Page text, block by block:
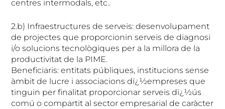
centres intermodals, etc..
2.b) Infraestructures de serveis: desenvolupament
de projectes que proporcionin serveis de diagnosi
i/o solucions tecnològiques per a la millora de la
productivitat de la PIME.
Beneficiaris: entitats públiques, institucions sense
àmbit de lucre i associacions dï¿½empreses que
tinguin per finalitat proporcionar serveis dï¿½ús
comú o compartit al sector empresarial de caràcter